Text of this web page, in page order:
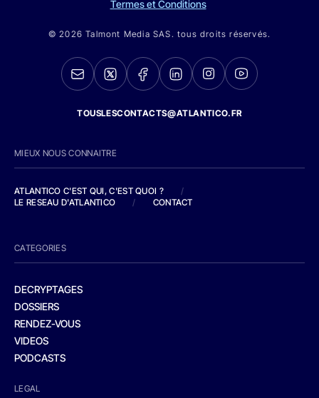
Termes et Conditions
© 2026 Talmont Media SAS. tous droits réservés.
TOUSLESCONTACTS@ATLANTICO.FR
MIEUX NOUS CONNAITRE
ATLANTICO C'EST QUI, C'EST QUOI ?
/
LE RESEAU D'ATLANTICO
/ CONTACT
CATEGORIES
DECRYPTAGES
DOSSIERS
RENDEZ-VOUS
VIDEOS
PODCASTS
LEGAL